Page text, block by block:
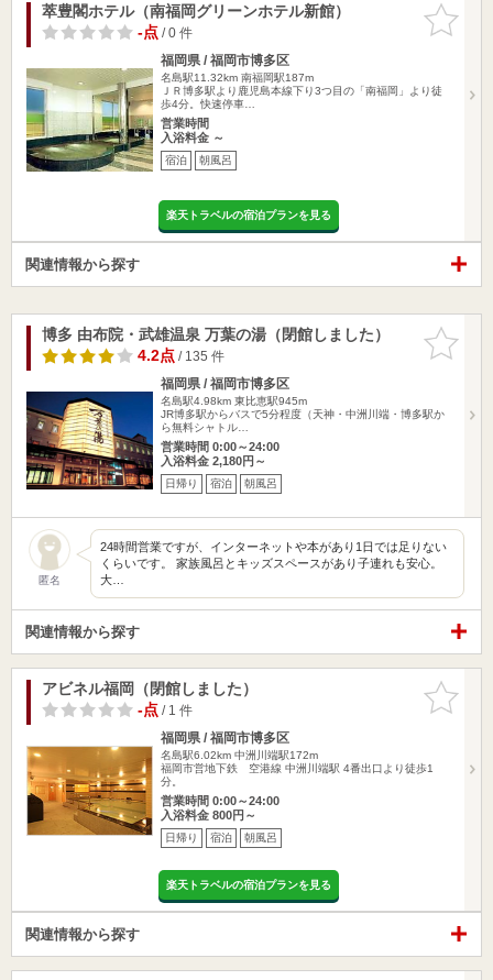
お気に入
りに追加
萃豊閣ホテル（南福岡グリーンホテル新館）
-点/ 0 件
福岡県 / 福岡市博多区
名島駅11.32km 南福岡駅187m
ＪＲ博多駅より鹿児島本線下り3つ目の「南福岡」より徒
歩4分。快速停車…
営業時間
入浴料金 ～
宿泊 朝風呂
楽天トラベルの宿泊プランを見る
関連情報から探す
お気に入
りに追加
博多 由布院・武雄温泉 万葉の湯（閉館しました）
4.2点/ 135 件
福岡県 / 福岡市博多区
名島駅4.98km 東比恵駅945m
JR博多駅からバスで5分程度（天神・中洲川端・博多駅か
ら無料シャトル…
営業時間 0:00～24:00
入浴料金 2,180円～
日帰り 宿泊 朝風呂
匿名
24時間営業ですが、インターネットや本があり1日では足りない
くらいです。 家族風呂とキッズスペースがあり子連れも安心。
大…
関連情報から探す
お気に入
りに追加
アビネル福岡（閉館しました）
-点/ 1 件
福岡県 / 福岡市博多区
名島駅6.02km 中洲川端駅172m
福岡市営地下鉄 空港線 中洲川端駅 4番出口より徒歩1
分。
営業時間 0:00～24:00
入浴料金 800円～
日帰り 宿泊 朝風呂
楽天トラベルの宿泊プランを見る
関連情報から探す